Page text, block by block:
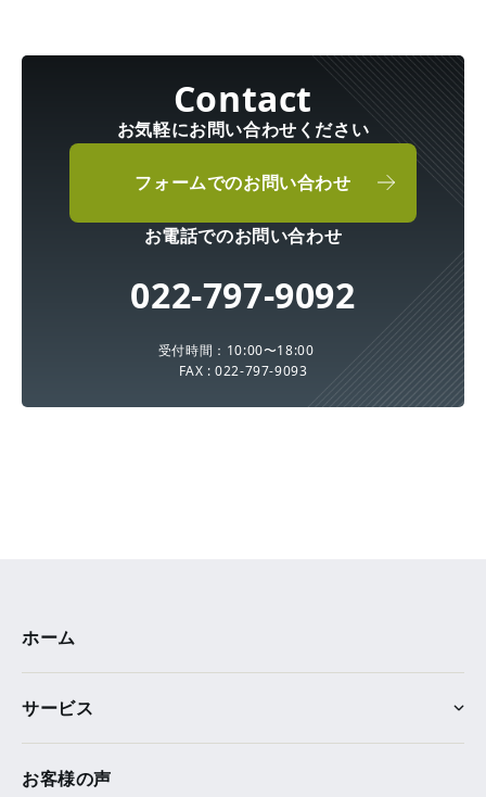
お気軽にお問い合わせください
フォームでのお問い合わせ
お電話でのお問い合わせ
022-797-9092
受付時間：10:00〜18:00
FAX : 022-797-9093
ホーム
サービス
お客様の声